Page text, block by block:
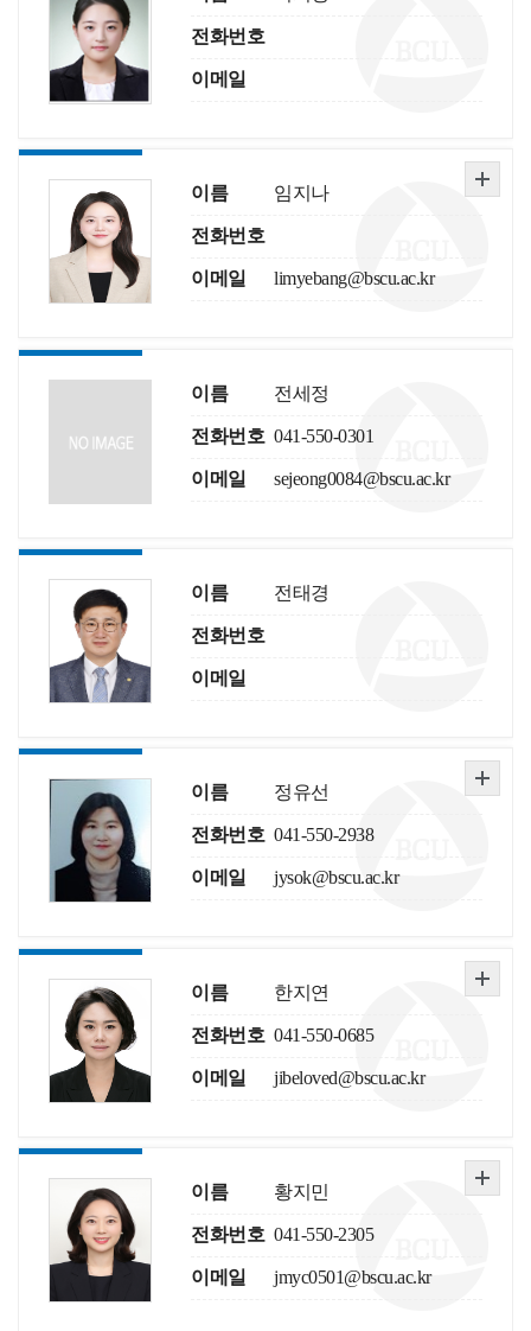
전화번호
이메일
이름 임지나
전화번호
이메일 limyebang@bscu.ac.kr
이름 전세정
전화번호 041-550-0301
이메일 sejeong0084@bscu.ac.kr
이름 전태경
전화번호
이메일
이름 정유선
전화번호 041-550-2938
이메일 jysok@bscu.ac.kr
이름 한지연
전화번호 041-550-0685
이메일 jibeloved@bscu.ac.kr
이름 황지민
전화번호 041-550-2305
이메일 jmyc0501@bscu.ac.kr